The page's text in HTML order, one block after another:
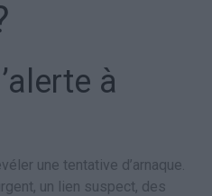
à
une tentative d’arnaque.
un lien suspect, des